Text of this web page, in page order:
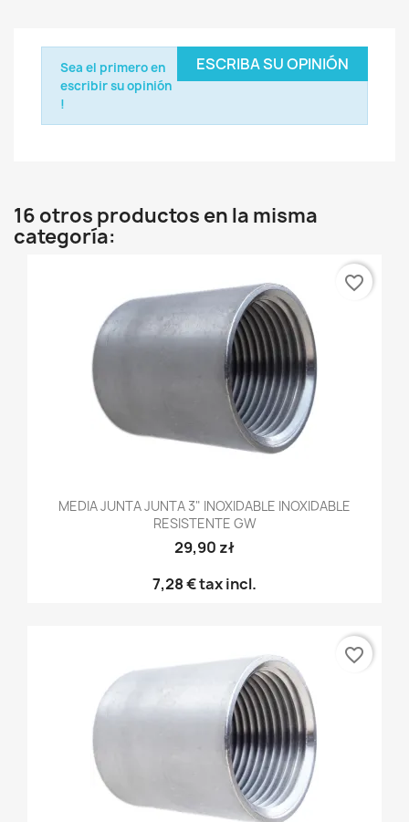
ESCRIBA SU OPINIÓN
Sea el primero en
escribir su opinión
!
16 otros productos en la misma
categoría:
MEDIA JUNTA JUNTA 3" INOXIDABLE INOXIDABLE
RESISTENTE GW
29,90 zł
7,28 €tax incl.
favorite_border
favorite_border